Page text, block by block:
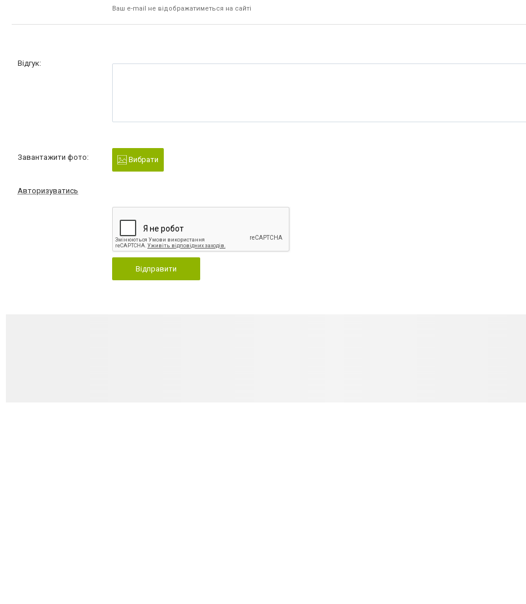
Ваш e-mail не відображатиметься на сайті
Відгук:
Завантажити фото: Вибрати
Авторизуватись
Відправити